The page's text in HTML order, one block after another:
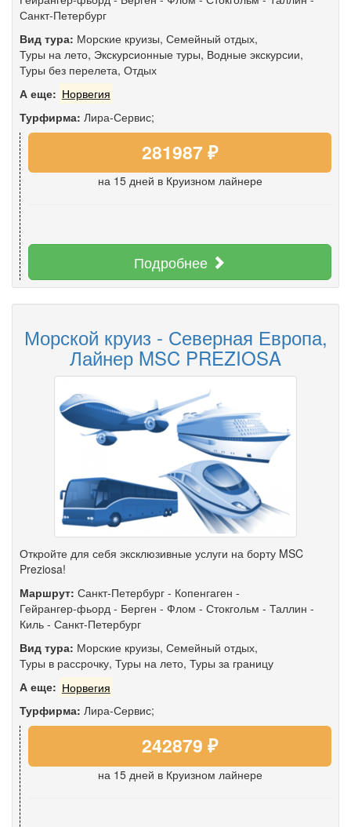
Санкт-Петербург
Вид тура: Морские круизы, Семейный отдых,
Туры на лето, Экскурсионные туры, Водные экскурсии,
Туры без перелета, Отдых
А еще: Норвегия
Турфирма: Лира-Сервис;
281987 ₽
на 15 дней в Круизном лайнере
Подробнее
Морской круиз - Северная Европа,
Лайнер MSC PREZIOSA
Откройте для себя эксклюзивные услуги на борту MSC
Preziosa!
Маршрут: Санкт-Петербург - Копенгаген -
Гейрангер-фьорд - Берген - Флом - Стокгольм - Таллин -
Киль - Санкт-Петербург
Вид тура: Морские круизы, Семейный отдых,
Туры в рассрочку, Туры на лето, Туры за границу
А еще: Норвегия
Турфирма: Лира-Сервис;
242879 ₽
на 15 дней в Круизном лайнере